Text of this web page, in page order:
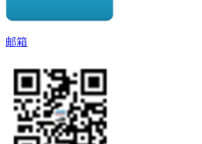
邮箱